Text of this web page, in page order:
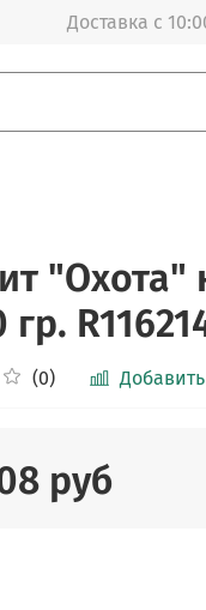
Доставка с
"Охота"
(0)
руб